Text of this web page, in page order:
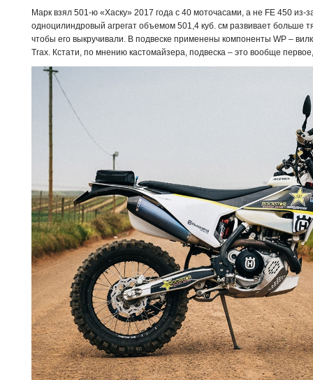
Марк взял 501-ю «Хаску» 2017 года с 40 моточасами, а не FE 450 из-
одноцилиндровый агрегат объемом 501,4 куб. см развивает больше
чтобы его выкручивали. В подвеске применены компоненты WP –
Trax. Кстати, по мнению кастомайзера, подвеска – это вообще